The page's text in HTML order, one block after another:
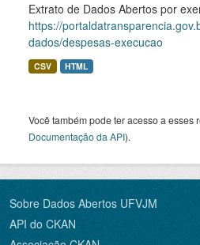
Extrato de Dados Abertos por
https://
dados/despesas-execucao
CSV HTML
Você também pode ter acesso a esses
Documentação da API).
Sobre Dados Abertos UFVJM
API do CKAN